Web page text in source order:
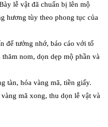
lễ vật đã chuẩn bị lên mộ
hương tùy theo phong tục của
để tưởng nhớ, báo cáo với tổ
nom, dọn dẹp mộ phần và
tàn, hóa vàng mã, tiền giấy.
vàng mã xong, thu dọn lễ vật và